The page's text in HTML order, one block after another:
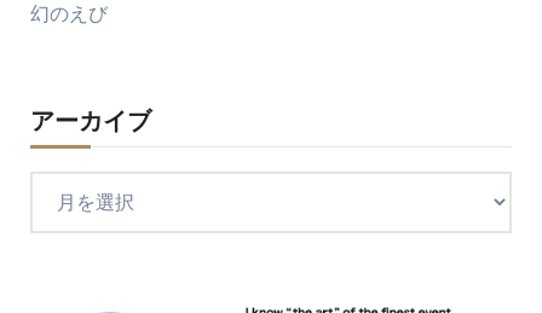
幻のえび
アーカイブ